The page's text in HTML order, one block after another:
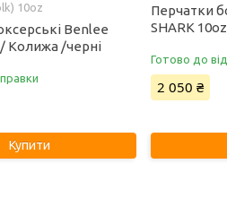
10oz
Benlee
/ Колижа /черні
Купити
Перчатки
SHARK
Готово до
2 050 ₴